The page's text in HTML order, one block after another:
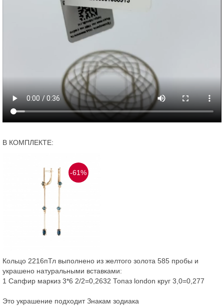
В КОМПЛЕКТЕ:
-61%
Кольцо 2216пТл выполнено из желтого золота 585 пробы и
украшено натуральными вставками:
1 Сапфир маркиз 3*6 2/2=0,2632 Топаз london круг 3,0=0,277
Это украшение подходит Знакам зодиака